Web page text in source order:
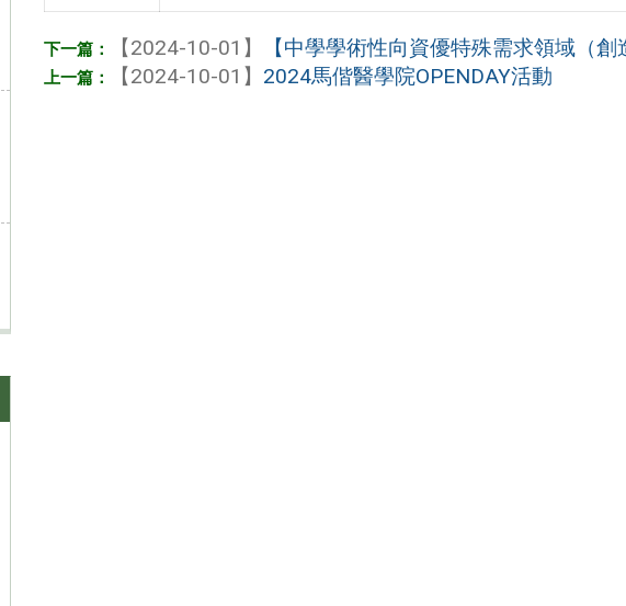
【2024-10-01】
【中學學術性向資優特殊需求領域（
【2024-10-01】 2024馬偕醫學院OPENDAY活動